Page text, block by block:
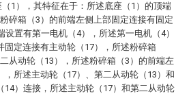
1），其特征在于：所述底座（1）的顶端
碎箱（3）的前端左侧上部固定连接有固定
置有第一电机（4），所述第一电机（4）
固定连接有主动轮（17），所述粉碎箱
从动轮（13），所述粉碎箱（3）的前端左
所述主动轮（17）、第二从动轮（13）和
）连接，所述主动轮（17）和第二从动轮